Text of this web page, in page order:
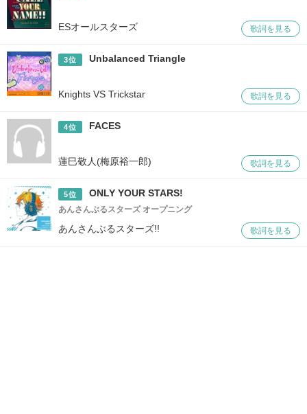
ESオールスターズ 歌詞を見る
3位 Unbalanced Triangle
Knights VS Trickstar 歌詞を見る
4位 FACES
蓮巳敬人(梅原裕一郎) 歌詞を見る
5位 ONLY YOUR STARS!
あんさんぶるスターズ オープニング
あんさんぶるスターズ!! 歌詞を見る